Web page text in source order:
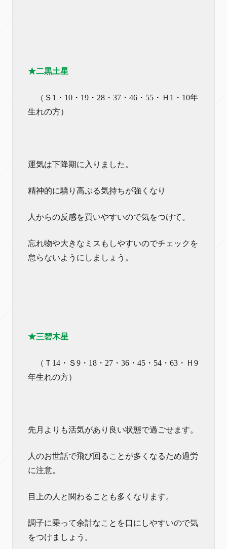
★二黒土星
（Ｓ1・10・19・28・37・46・55・Ｈ1・10年
生れの方）
運気は下降期に入りました。
精神的に驕り高ぶる気持ちが強くなり
人からの反感を買いやすいので気をつけて。
忘れ物や大きなミスもしやすいのでチェックを
怠らないようにしましょう。
★三碧木星
（Ｔ14・Ｓ9・18・27・36・45・54・63・Ｈ9
年生れの方）
先月よりも活気があり良い状態で過ごせます。
人のお世話で飛び回ることが多くなるため過労
に注意。
目上の人と関わることも多くなります。
調子に乗って余計なことを口にしやすいので気
をつけましょう。